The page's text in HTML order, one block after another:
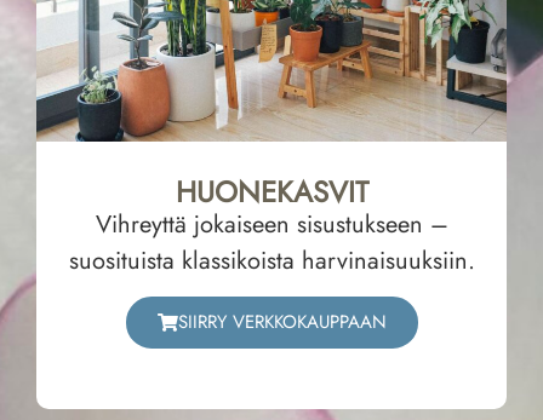
HUONEKASVIT
Vihreyttä jokaiseen sisustukseen –
suosituista klassikoista harvinaisuuksiin.
SIIRRY VERKKOKAUPPAAN